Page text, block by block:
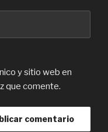
y sitio web en
que comente.